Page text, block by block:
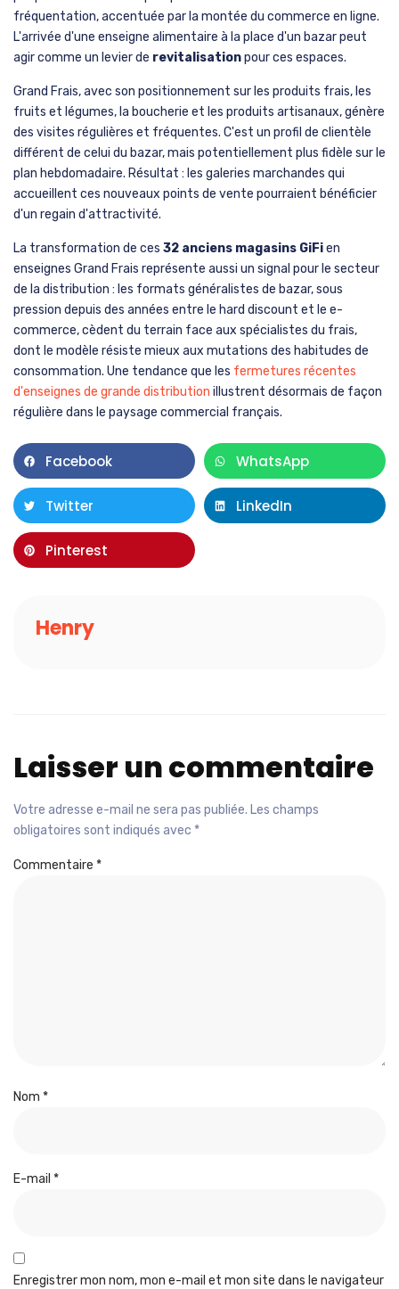
fréquentation, accentuée par la montée du commerce en ligne.
L'arrivée d'une enseigne alimentaire à la place d'un bazar peut
agir comme un levier de revitalisationpour ces espaces.
Grand Frais, avec son positionnement sur les produits frais, les
fruits et légumes, la boucherie et les produits artisanaux, génère
des visites régulières et fréquentes. C'est un profil de clientèle
différent de celui du bazar, mais potentiellement plus fidèle sur le
plan hebdomadaire. Résultat : les galeries marchandes qui
accueillent ces nouveaux points de vente pourraient bénéficier
d'un regain d'attractivité.
La transformation de ces 32 anciens magasins GiFien
enseignes Grand Frais représente aussi un signal pour le secteur
de la distribution : les formats généralistes de bazar, sous
pression depuis des années entre le hard discount et le e-
commerce, cèdent du terrain face aux spécialistes du frais,
dont le modèle résiste mieux aux mutations des habitudes de
consommation. Une tendance que les fermetures récentes
d'enseignes de grande distribution illustrent désormais de façon
régulière dans le paysage commercial français.
Facebook WhatsApp
Twitter LinkedIn
Pinterest
Henry
Laisser un commentaire
Votre adresse e-mail ne sera pas publiée. Les champs
obligatoires sont indiqués avec *
Commentaire *
Nom *
E-mail *
Enregistrer mon nom, mon e-mail et mon site dans le navigateur